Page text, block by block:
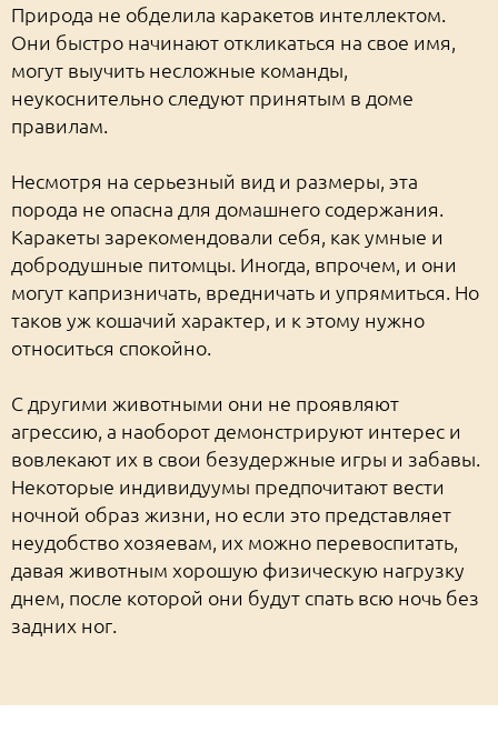
Природа не обделила каракетов интеллектом.
Они быстро начинают откликаться на свое имя,
могут выучить несложные команды,
неукоснительно следуют принятым в доме
правилам.
Несмотря на серьезный вид и размеры, эта
порода не опасна для домашнего содержания.
Каракеты зарекомендовали себя, как умные и
добродушные питомцы. Иногда, впрочем, и они
могут капризничать, вредничать и упрямиться. Но
таков уж кошачий характер, и к этому нужно
относиться спокойно.
С другими животными они не проявляют
агрессию, а наоборот демонстрируют интерес и
вовлекают их в свои безудержные игры и забавы.
Некоторые индивидуумы предпочитают вести
ночной образ жизни, но если это представляет
неудобство хозяевам, их можно перевоспитать,
давая животным хорошую физическую нагрузку
днем, после которой они будут спать всю ночь без
задних ног.